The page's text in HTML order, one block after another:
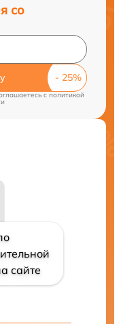
со
c политикой
сайте